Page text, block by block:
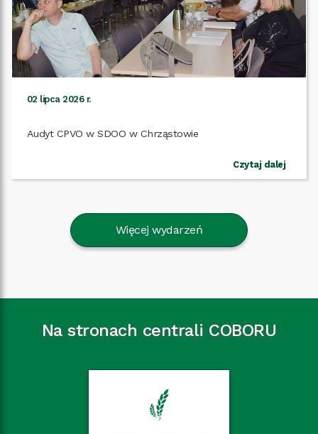
02 lipca 2026 r.
Czytaj dalej
Więcej wydarzeń
Na stronach centrali COBORU